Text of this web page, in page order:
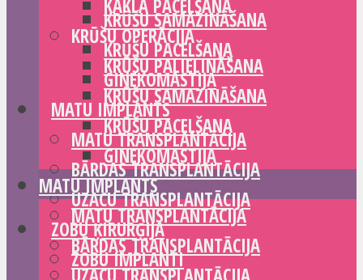
KRŪŠU SAMAZINĀŠANA
KRŪŠU PACELŠANA
GINEKOMASTIJA
MATU IMPLANTS
MATU TRANSPLANTĀCIJA
BĀRDAS TRANSPLANTĀCIJA
UZACU TRANSPLANTĀCIJA
ZOBU ĶIRURĢIJA
ZOBU IMPLANTI
KAKLA PACELŠANA
KRŪŠU OPERĀCIJA
KRŪŠU PALIELINĀŠANA
KRŪŠU SAMAZINĀŠANA
KRŪŠU PACELŠANA
GINEKOMASTIJA
MATU IMPLANTS
MATU TRANSPLANTĀCIJA
BĀRDAS TRANSPLANTĀCIJA